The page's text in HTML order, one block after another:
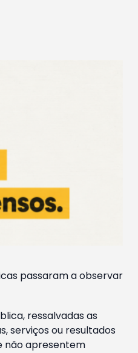
passaram a observar
ressalvadas as
serviços ou resultados
não apresentem